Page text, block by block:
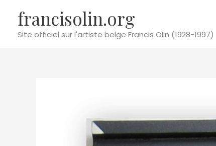
contenu
francisolin.org
Site officiel sur l'artiste belge Francis Olin (1928-1997)